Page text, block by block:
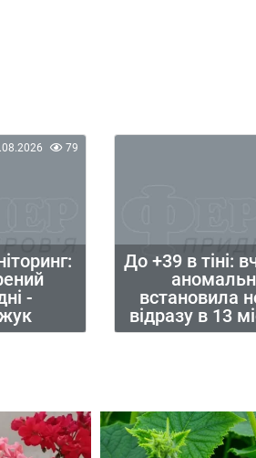
-
79
До +39 в тіні:
встановила
відразу в 13